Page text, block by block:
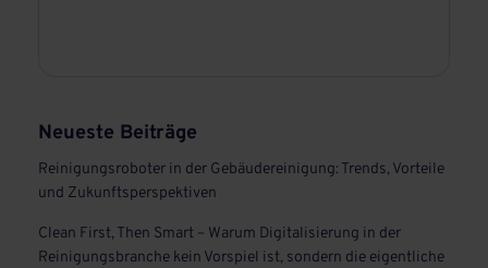
Neueste Beiträge
Reinigungsroboter in der Gebäudereinigung: Trends, Vorteile
und Zukunftsperspektiven
Clean First, Then Smart – Warum Digitalisierung in der
Reinigungsbranche kein Vorspiel ist, sondern die eigentliche